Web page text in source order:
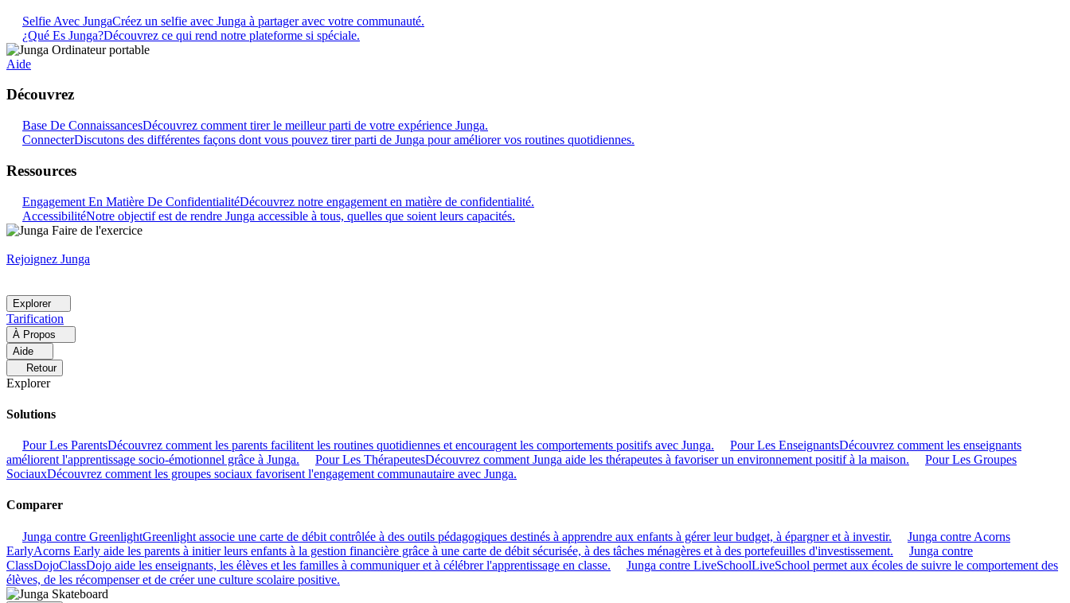
Selfie Avec JungaCréez un selfie avec Junga à partager avec votre communauté.
¿Qué Es Junga?Découvrez ce qui rend notre plateforme si spéciale.
Aide
Découvrez
Base De ConnaissancesDécouvrez comment tirer le meilleur parti de votre expérience Junga.
ConnecterDiscutons des différentes façons dont vous pouvez tirer parti de Junga pour améliorer vos routines quotidiennes.
Ressources
Engagement En Matière De ConfidentialitéDécouvrez notre engagement en matière de confidentialité.
AccessibilitéNotre objectif est de rendre Junga accessible à tous, quelles que soient leurs capacités.
Rejoignez Junga
Explorer
Tarification
À Propos
Aide
Retour
Explorer
Solutions
Pour Les ParentsDécouvrez comment les parents facilitent les routines quotidiennes et encouragent les comportements positifs avec Junga. Pour Les EnseignantsDécouvrez comment les enseignants
améliorent l'apprentissage socio-émotionnel grâce à Junga.
Pour Les ThérapeutesDécouvrez comment Junga aide les thérapeutes à favoriser un environnement positif à la maison.
Pour Les Groupes
SociauxDécouvrez comment les groupes sociaux favorisent l'engagement communautaire avec Junga.
Comparer
Junga contre GreenlightGreenlight associe une carte de débit contrôlée à des outils pédagogiques destinés à apprendre aux enfants à gérer leur budget, à épargner et à investir.
Junga contre Acorns
EarlyAcorns Early aide les parents à initier leurs enfants à la gestion financière grâce à une carte de débit sécurisée, à des tâches ménagères et à des portefeuilles d'investissement.
Junga contre
ClassDojoClassDojo aide les enseignants, les élèves et les familles à communiquer et à célébrer l'apprentissage en classe. Junga contre LiveSchoolLiveSchool permet aux écoles de suivre le comportement des
élèves, de les récompenser et de créer une culture scolaire positive.